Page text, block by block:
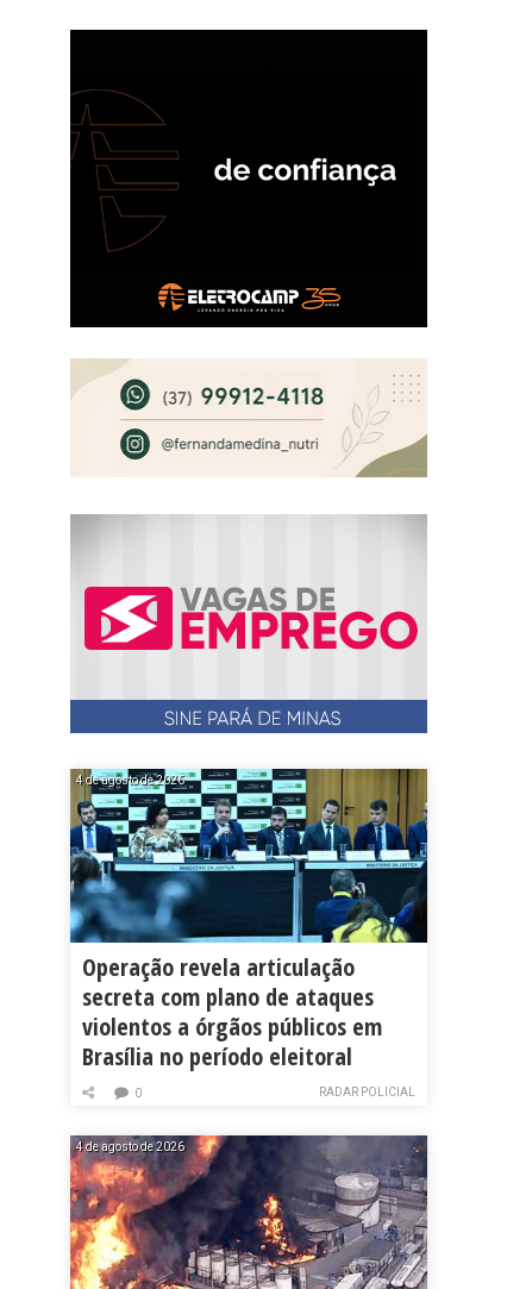
4 de agosto de 2026
Operação revela articulação
secreta com plano de ataques
violentos a órgãos públicos em
Brasília no período eleitoral
RADAR POLICIAL
0
4 de agosto de 2026